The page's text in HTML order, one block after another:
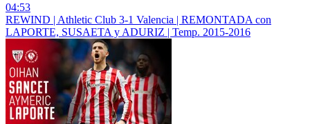
04:53
REWIND | Athletic Club 3-1 Valencia | REMONTADA con
LAPORTE, SUSAETA y ADURIZ | Temp. 2015-2016